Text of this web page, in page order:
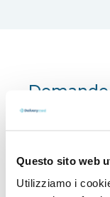
Questo sito web
Utilizziamo i
Delivery Med
servizi medici